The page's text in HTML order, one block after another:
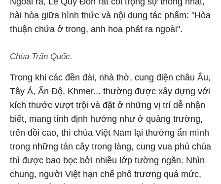
hài hòa giữa hình thức và nội dung tác phẩm: "Hòa
thuận chứa ở trong, anh hoa phát ra ngoài".
Chùa Trấn Quốc.
Trong khi các đền đài, nhà thờ, cung điện châu Âu,
Tây Á, Ấn Độ, Khmer... thường được xây dựng với
kích thước vượt trội và đặt ở những vị trí dễ nhận
biết, mang tính định hướng như ở quảng trường,
trên đồi cao, thì chùa Việt Nam lại thường ẩn mình
trong những tán cây trong làng, cung vua phủ chúa
thì được bao bọc bởi nhiều lớp tường ngăn. Nhìn
chung, người Việt hạn chế phô trương quá mức,